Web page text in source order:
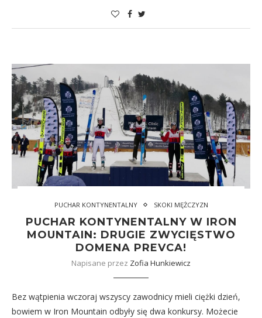
PUCHAR KONTYNENTALNY SKOKI MĘŻCZYZN
PUCHAR KONTYNENTALNY W IRON
MOUNTAIN: DRUGIE ZWYCIĘSTWO
DOMENA PREVCA!
Napisane przez Zofia Hunkiewicz
Bez wątpienia wczoraj wszyscy zawodnicy mieli ciężki dzień,
bowiem w Iron Mountain odbyły się dwa konkursy. Możecie